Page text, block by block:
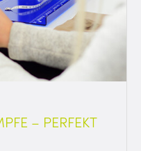
– PERFEKT